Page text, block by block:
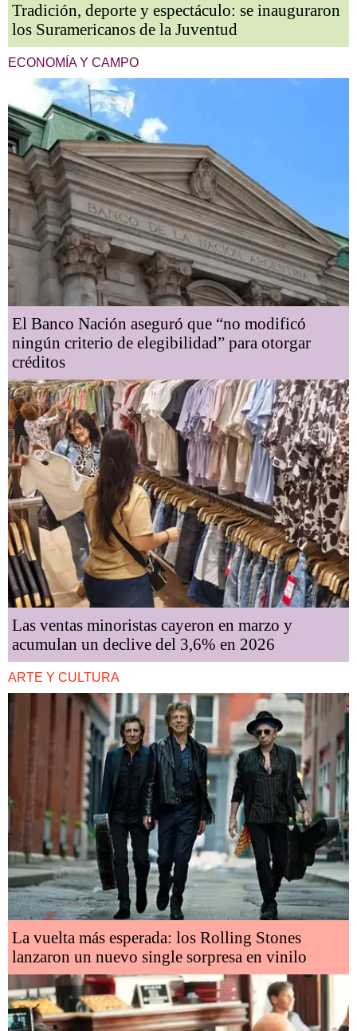
Tradición, deporte y espectáculo: se inauguraron
los Suramericanos de la Juventud
ECONOMÍA Y CAMPO
El Banco Nación aseguró que “no modificó
ningún criterio de elegibilidad” para otorgar
créditos
Las ventas minoristas cayeron en marzo y
acumulan un declive del 3,6% en 2026
ARTE Y CULTURA
La vuelta más esperada: los Rolling Stones
lanzaron un nuevo single sorpresa en vinilo